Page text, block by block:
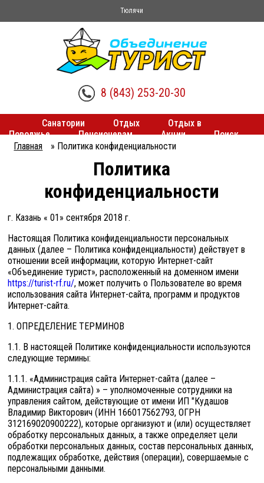
Тюлячи
8 (843) 253-20-30
Санатории Отдых
Отдых в
Поволжье
Пенсионерам Акции
Поиск
туров
Трансферы
Главная » Политика конфиденциальности
Политика
конфиденциальности
г. Казань « 01» сентября 2018 г.
Настоящая Политика конфиденциальности персональных
данных (далее – Политика конфиденциальности) действует в
отношении всей информации, которую Интернет-сайт
«Объединение турист», расположенный на доменном имени
https://turist-rf.ru/, может получить о Пользователе во время
использования сайта Интернет-сайта, программ и продуктов
Интернет-сайта.
1. ОПРЕДЕЛЕНИЕ ТЕРМИНОВ
1.1. В настоящей Политике конфиденциальности используются
следующие термины:
1.1.1. «Администрация сайта Интернет-сайта (далее –
Администрация сайта) » – уполномоченные сотрудники на
управления сайтом, действующие от имени ИП "Кудашов
Владимир Викторович (ИНН 166017562793, ОГРН
312169020900222), которые организуют и (или) осуществляет
обработку персональных данных, а также определяет цели
обработки персональных данных, состав персональных данных,
подлежащих обработке, действия (операции), совершаемые с
персональными данными.